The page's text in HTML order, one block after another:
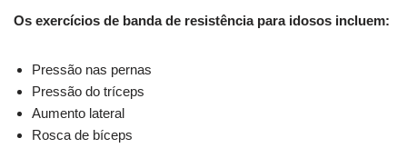
Os exercícios de banda de resistência para idosos incluem:
Pressão nas pernas
Pressão do tríceps
Aumento lateral
Rosca de bíceps